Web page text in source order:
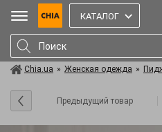
КАТАЛОГ
Chia.ua » Женская одежда »
Предыдущий товар